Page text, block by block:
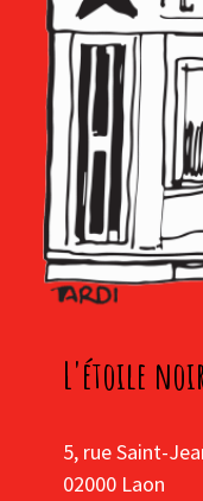
L'étoile
5, rue Saint-
02000 Laon